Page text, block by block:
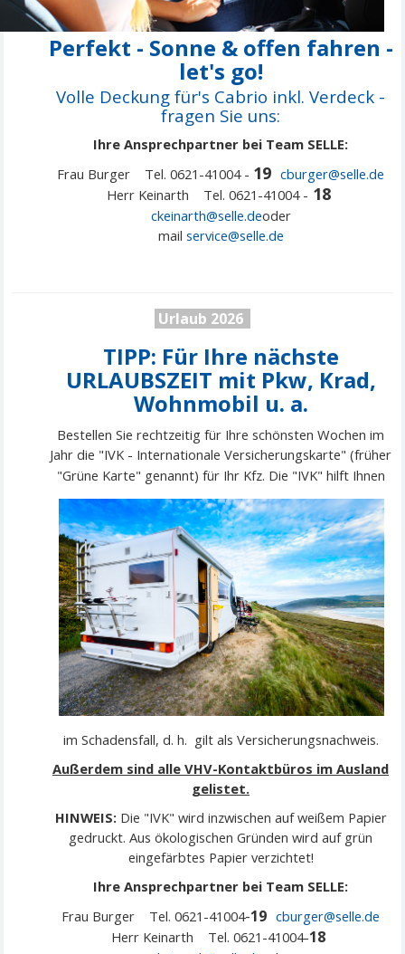
Perfekt - Sonne & offen fahren -
let's go!
Volle Deckung für's Cabrio inkl. Verdeck -
fragen Sie uns:
Ihre Ansprechpartner bei Team SELLE:
Frau Burger Tel. 0621-41004 - 19 cburger@selle.de
Herr Keinarth Tel. 0621-41004 - 18
ckeinarth@selle.deoder
mail service@selle.de
Urlaub 2026
TIPP: Für Ihre nächste
URLAUBSZEIT mit Pkw, Krad,
Wohnmobil u. a.
Bestellen Sie rechtzeitig für Ihre schönsten Wochen im
Jahr die "IVK - Internationale Versicherungskarte" (früher
"Grüne Karte" genannt) für IhrKfz. Die "IVK" hilft Ihnen
im Schadensfall, d. h. gilt als Versicherungsnachweis.
Außerdem sind alle VHV-Kontaktbüros im Ausland
gelistet.
HINWEIS: Die "IVK" wird inzwischen auf weißem Papier
gedruckt. Aus ökologischen Gründen wird auf grün
eingefärbtes Papier verzichtet!
Ihre Ansprechpartner bei Team SELLE:
Frau Burger Tel. 0621-41004-19 cburger@selle.de
Herr Keinarth Tel. 0621-41004-18